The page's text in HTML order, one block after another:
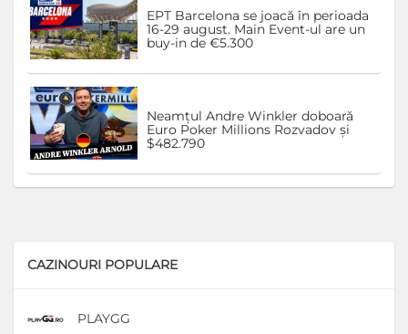
EPT Barcelona se joacă în perioada
16-29 august. Main Event-ul are un
buy-in de €5.300
Neamțul Andre Winkler doboară
Euro Poker Millions Rozvadov și
$482.790
CAZINOURI POPULARE
PLAYGG